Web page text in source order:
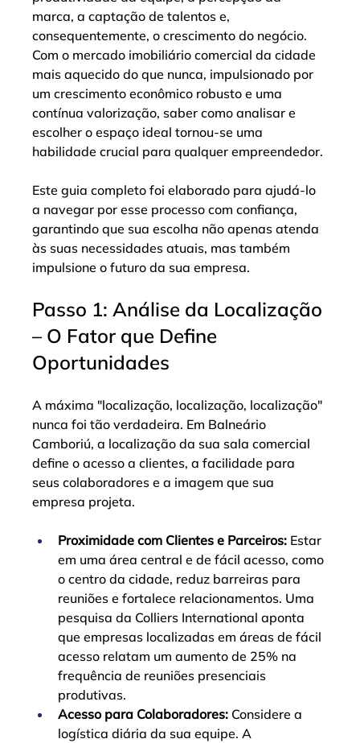
marca, a captação de talentos e,
consequentemente, o crescimento do negócio.
Com o mercado imobiliário comercial da cidade
mais aquecido do que nunca, impulsionado por
um crescimento econômico robusto e uma
contínua valorização, saber como analisar e
escolher o espaço ideal tornou-se uma
habilidade crucial para qualquer empreendedor.
Este guia completo foi elaborado para ajudá-lo
a navegar por esse processo com confiança,
garantindo que sua escolha não apenas atenda
às suas necessidades atuais, mas também
impulsione o futuro da sua empresa.
Passo 1: Análise da Localização
– O Fator que Define
Oportunidades
A máxima "localização, localização, localização"
nunca foi tão verdadeira. Em Balneário
Camboriú, a localização da sua sala comercial
define o acesso a clientes, a facilidade para
seus colaboradores e a imagem que sua
empresa projeta.
Proximidade com Clientes e Parceiros: Estar
em uma área central e de fácil acesso, como
o centro da cidade, reduz barreiras para
reuniões e fortalece relacionamentos. Uma
pesquisa da Colliers International aponta
que empresas localizadas em áreas de fácil
acesso relatam um aumento de 25% na
frequência de reuniões presenciais
produtivas.
Acesso para Colaboradores: Considere a
logística diária da sua equipe. A